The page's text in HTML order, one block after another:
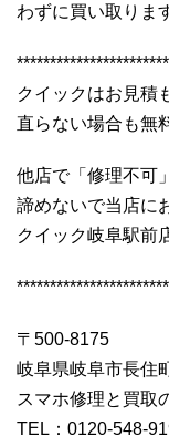
わずに買い取りま
クイックはお見積
直らない場合も無
他店で「修理不可
諦めないで当店に
クイック岐阜駅前
〒500-8175
岐阜県岐阜市長住
スマホ修理と買取
TEL：0120-548-